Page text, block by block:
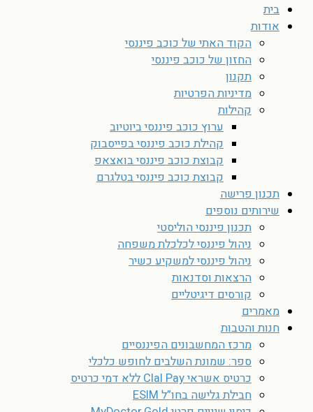
בית
אודות
הקוד האתי של כוכב פיננסי
החזון של כוכב פיננסי
תקנון
מדיניות הפרטיות
קהילות
ערוץ כוכב פיננסי ביוטיוב
קהילת כוכב פיננסי בפייסבוק
קבוצת כוכב פיננסי בואצאפ
קבוצת כוכב פיננסי בטלגרם
תכנון פרישה
שירותים נוספים
תכנון פיננסי הוליסטי
ניהול פיננסי לכלכלת משפחה
ניהול פיננסי למשקיע כשיר
הרצאות וסדנאות
קורסים דיגיטליים
מאמרים
חנות והטבות
מרכז המחשבונים הפיננסיים
ספר: שמונת השלבים לחופש כלכלי
כרטיס אשראי Clal Pay ללא דמי כרטיס
חבילת גלישה בחו”ל ESIM